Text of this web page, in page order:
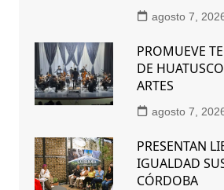
agosto 7,
PROMUEVE
DE
ARTES
agosto 7,
PRESENTAN
IGUALDAD
CÓRDOBA